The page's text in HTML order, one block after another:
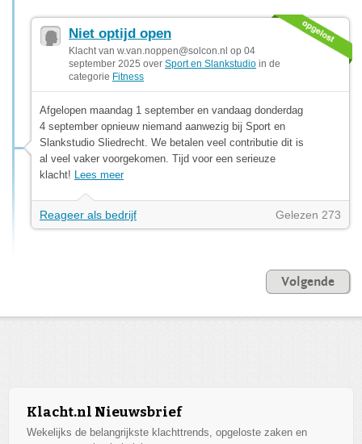
Niet optijd open
Klacht van w.van.noppen@solcon.nl op 04
september 2025 over Sport en Slankstudio in de
categorie Fitness
Afgelopen maandag 1 september en vandaag donderdag
4 september opnieuw niemand aanwezig bij Sport en
Slankstudio Sliedrecht. We betalen veel contributie dit is
al veel vaker voorgekomen. Tijd voor een serieuze
klacht! Lees meer
Reageer als bedrijf Gelezen 273
Volgende
Klacht.nl Nieuwsbrief
Wekelijks de belangrijkste klachttrends, opgeloste zaken en